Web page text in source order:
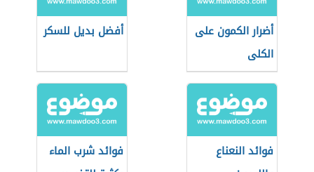
أضرار الكمون على
الكلى
أفضل بديل للسكر
فوائد النعناع
فوائد شرب الماء